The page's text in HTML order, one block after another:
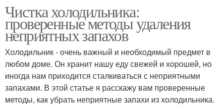
Чистка холодильника:
проверенные методы удаления
неприятных запахов
Холодильник - очень важный и необходимый предмет в
любом доме. Он хранит нашу еду свежей и хорошей, но
иногда нам приходится сталкиваться с неприятными
запахами. В этой статье я расскажу вам проверенные
методы, как убрать неприятные запахи из холодильника.